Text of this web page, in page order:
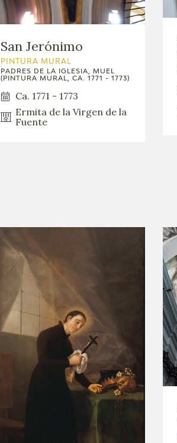
San Jerónimo
PINTURA MURAL
PADRES DE LA IGLESIA, MUEL
(PINTURA MURAL, CA. 1771 - 1773)
Ca. 1771 - 1773
Ermita de la Virgen de la
Fuente